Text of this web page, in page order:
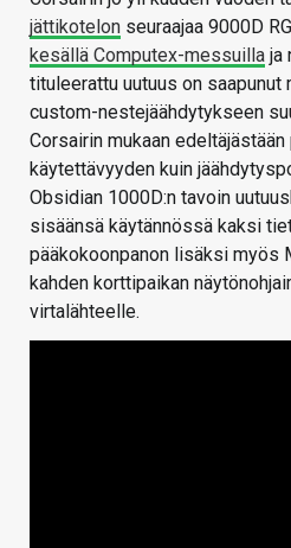
jättikotelon seuraajaa 9000D
kesällä Computex-messuilla ja
tituleerattu uutuus on saapunut
custom-nestejäähdytykseen
Corsairin mukaan
käytettävyyden kuin
Obsidian 1000D:n tavoin
sisäänsä käytännössä kaksi
pääkokoonpanon lisäksi myös
kahden korttipaikan
virtalähteelle.